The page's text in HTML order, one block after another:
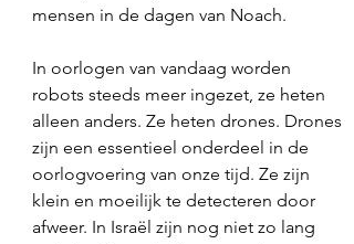
mensen in de dagen van Noach.
In oorlogen van vandaag worden
robots steeds meer ingezet, ze heten
alleen anders. Ze heten drones. Drones
zijn een essentieel onderdeel in de
oorlogvoering van onze tijd. Ze zijn
klein en moeilijk te detecteren door
afweer. In Israël zijn nog niet zo lang